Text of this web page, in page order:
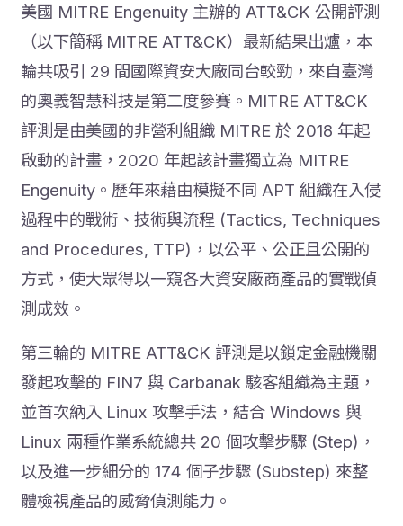
美國 MITRE Engenuity 主辦的 ATT&CK 公開評測
（以下簡稱 MITRE ATT&CK）最新結果出爐，本
輪共吸引 29 間國際資安大廠同台較勁，來自臺灣
的奧義智慧科技是第二度參賽。MITRE ATT&CK
評測是由美國的非營利組織 MITRE 於 2018 年起
啟動的計畫，2020 年起該計畫獨立為 MITRE
Engenuity。歷年來藉由模擬不同 APT 組織在入侵
過程中的戰術、技術與流程 (Tactics, Techniques
and Procedures, TTP)，以公平、公正且公開的
方式，使大眾得以一窺各大資安廠商產品的實戰偵
測成效。
第三輪的 MITRE ATT&CK 評測是以鎖定金融機關
發起攻擊的 FIN7 與 Carbanak 駭客組織為主題，
並首次納入 Linux 攻擊手法，結合 Windows 與
Linux 兩種作業系統總共 20 個攻擊步驟 (Step)，
以及進一步細分的 174 個子步驟 (Substep) 來整
體檢視產品的威脅偵測能力。